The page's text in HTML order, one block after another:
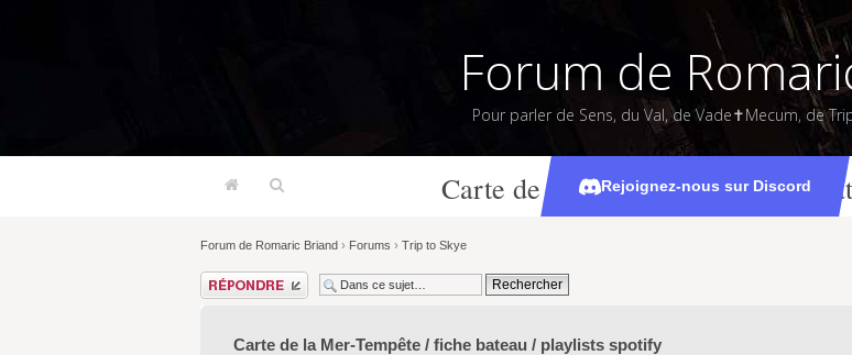
Forum de
Pour parler de Sens, du Val, de Vade✝Mecum, de
Rejoignez-nous sur Discord
Carte de la Mer-Tempête / fiche
Forum de Romaric Briand › Forums › Trip to Skye
Répondre
Carte de la Mer-Tempête / fiche bateau / playlists spotify